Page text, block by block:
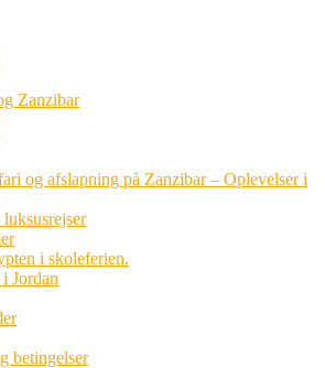
Zanzibar
og afslapning på Zanzibar – Oplevelser i
i skoleferien.
Jordan
betingelser